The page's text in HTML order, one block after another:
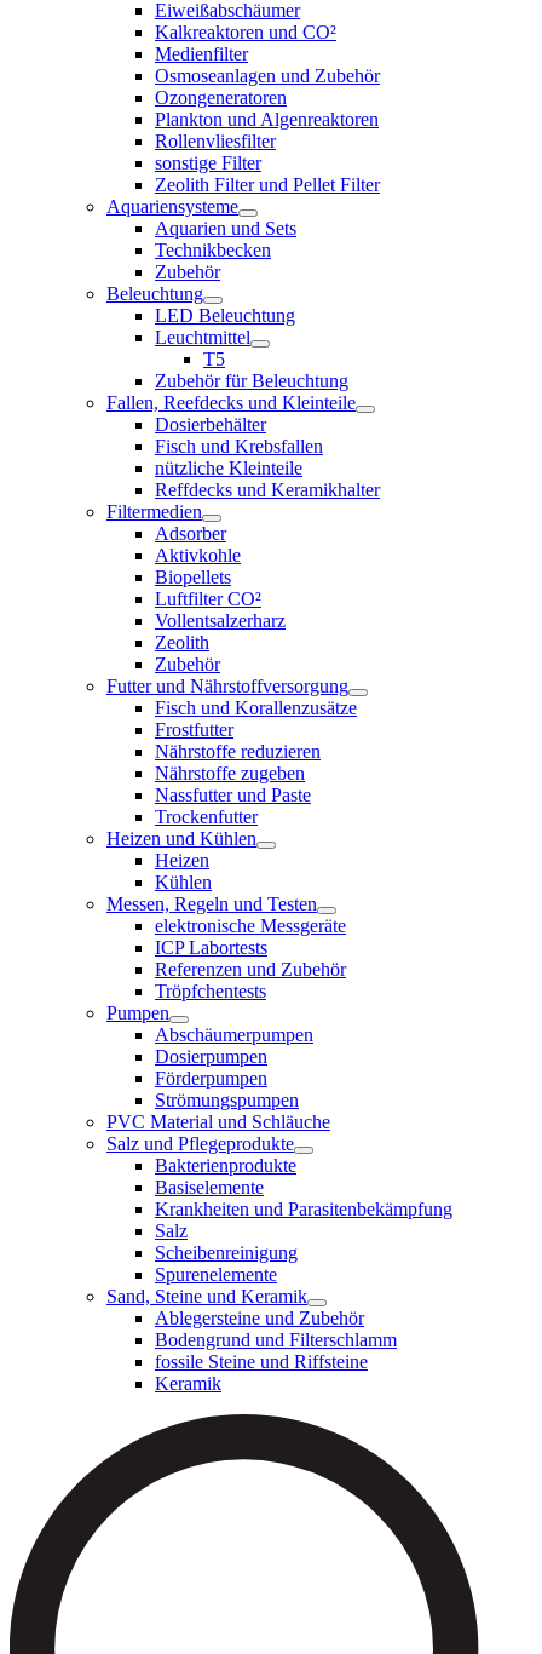
Eiweißabschäumer
Kalkreaktoren und CO²
Medienfilter
Osmoseanlagen und Zubehör
Ozongeneratoren
Plankton und Algenreaktoren
Rollenvliesfilter
sonstige Filter
Zeolith Filter und Pellet Filter
Aquariensysteme
Aquarien und Sets
Technikbecken
Zubehör
Beleuchtung
LED Beleuchtung
Leuchtmittel
T5
Zubehör für Beleuchtung
Fallen, Reefdecks und Kleinteile
Dosierbehälter
Fisch und Krebsfallen
nützliche Kleinteile
Reffdecks und Keramikhalter
Filtermedien
Adsorber
Aktivkohle
Biopellets
Luftfilter CO²
Vollentsalzerharz
Zeolith
Zubehör
Futter und Nährstoffversorgung
Fisch und Korallenzusätze
Frostfutter
Nährstoffe reduzieren
Nährstoffe zugeben
Nassfutter und Paste
Trockenfutter
Heizen und Kühlen
Heizen
Kühlen
Messen, Regeln und Testen
elektronische Messgeräte
ICP Labortests
Referenzen und Zubehör
Tröpfchentests
Pumpen
Abschäumerpumpen
Dosierpumpen
Förderpumpen
Strömungspumpen
PVC Material und Schläuche
Salz und Pflegeprodukte
Bakterienprodukte
Basiselemente
Krankheiten und Parasitenbekämpfung
Salz
Scheibenreinigung
Spurenelemente
Sand, Steine und Keramik
Ablegersteine und Zubehör
Bodengrund und Filterschlamm
fossile Steine und Riffsteine
Keramik